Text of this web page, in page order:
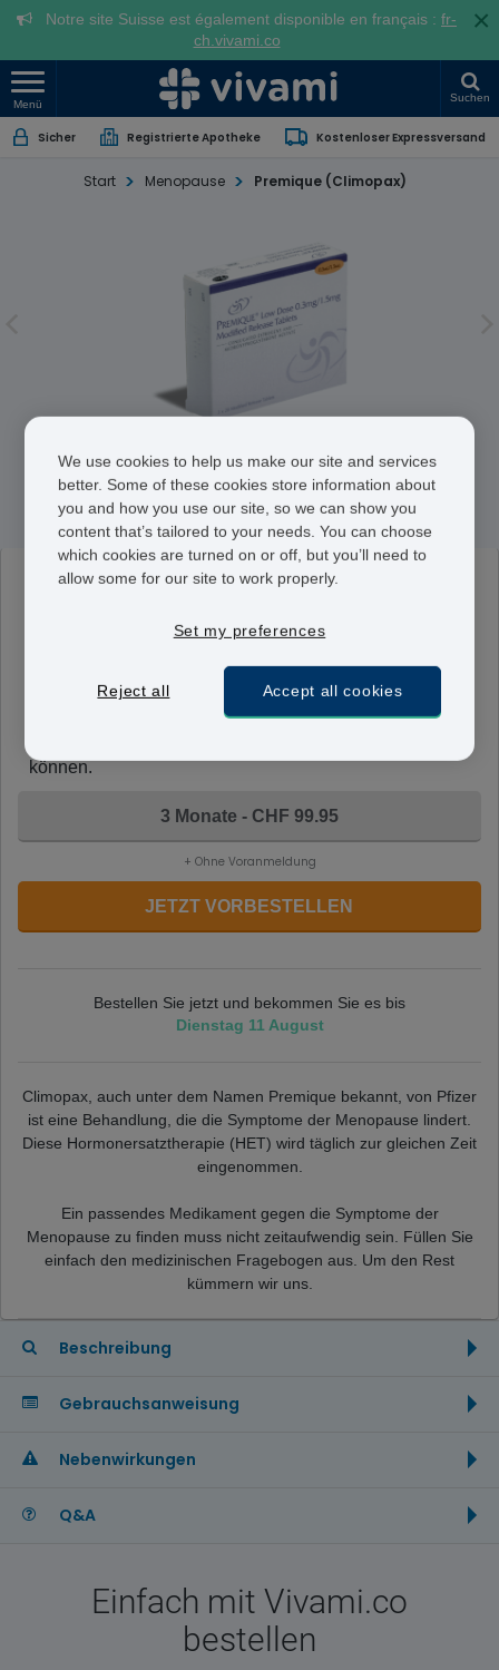
Notre site Suisse est également disponible en français : fr-
ch.vivami.co
×
Menü
Suchen
Sicher Registrierte Apotheke Kostenloser Expressversand
Start Menopause Premique (Climopax)
Premique (Climopax)
Conjugated Oestrogens/Medroxyprogesterone Acetate
Premique
Premique gibt den Wirkstoff nach und nach ab. Sie
enthalten 0,3 mg konjugiertes Östrogen und 1,5 mg
Medroxyprogesteron. Sie sind geeignet für Frauen, die
eine solch ein Medikament zum ersten Mal einnehmen
können.
3 Monate - CHF 99.95
+ Ohne Voranmeldung
JETZT VORBESTELLEN
Bestellen Sie jetzt und bekommen Sie es bis
Dienstag 11 August
Climopax, auch unter dem Namen Premique bekannt, von Pfizer
ist eine Behandlung, die die Symptome der Menopause lindert.
Diese Hormonersatztherapie (HET) wird täglich zur gleichen Zeit
eingenommen.
Ein passendes Medikament gegen die Symptome der
Menopause zu finden muss nicht zeitaufwendig sein. Füllen Sie
einfach den medizinischen Fragebogen aus. Um den Rest
kümmern wir uns.
Beschreibung
Gebrauchsanweisung
Nebenwirkungen
Q&A
Einfach mit Vivami.co
bestellen
We use cookies to help us make our site and services
better. Some of these cookies store information about
you and how you use our site, so we can show you
content that’s tailored to your needs. You can choose
which cookies are turned on or off, but you’ll need to
allow some for our site to work properly.
Set my preferences
Reject all Accept all cookies